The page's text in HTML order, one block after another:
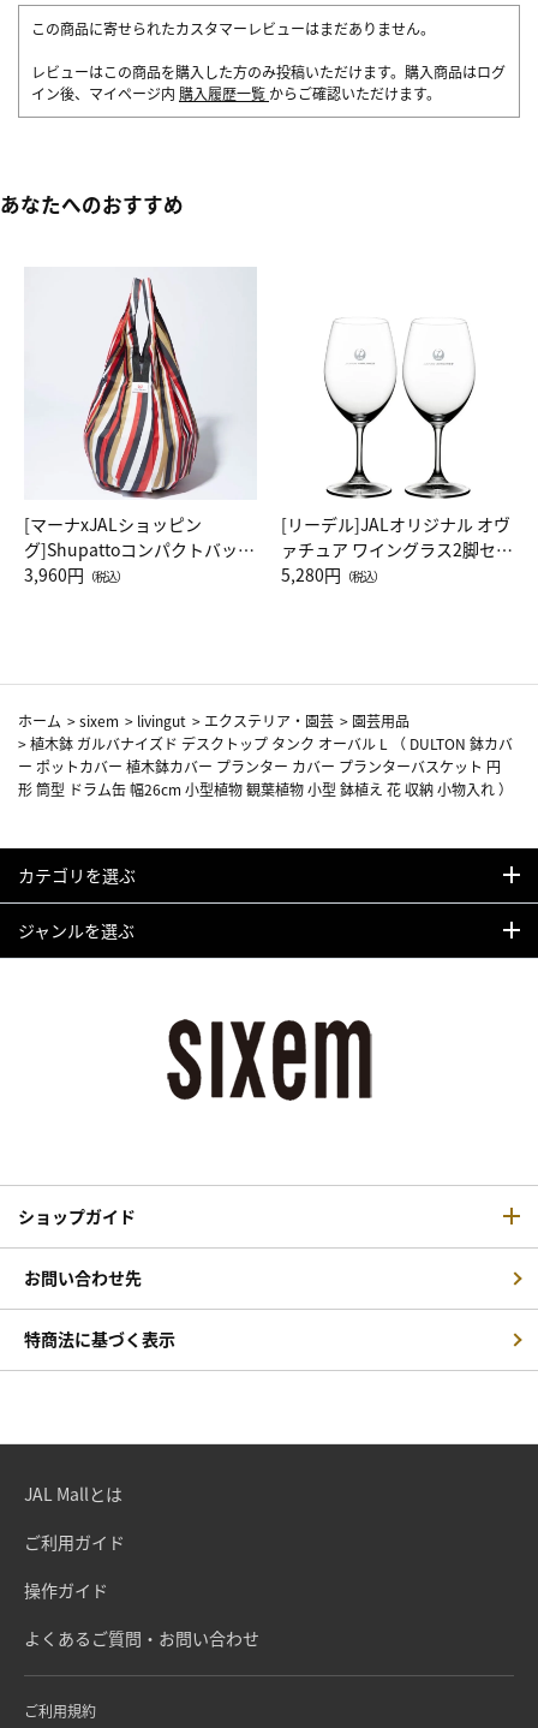
この商品に寄せられたカスタマーレビューはまだありません。
レビューはこの商品を購入した方のみ投稿いただけます。購入商品はログ
イン後、マイページ内 購入履歴一覧 からご確認いただけます。
あなたへのおすすめ
[マーナxJALショッピン
グ]Shupattoコンパクトバッグ
Drop JAL客室乗務員（LC）ス
3,960円 （税込）
[リーデル]JALオリジナル オヴ
ァチュア ワイングラス2脚セッ
ト（レッドワイン）
5,280円 （税込）
ホーム >sixem > livingut > エクステリア・園芸 > 園芸用品
>植木鉢 ガルバナイズド デスクトップ タンク オーバル L （ DULTON 鉢カバ
ー ポットカバー 植木鉢カバー プランター カバー プランターバスケット 円
形 筒型 ドラム缶 幅26cm 小型植物 観葉植物 小型 鉢植え 花 収納 小物入れ ）
カテゴリを選ぶ
ジャンルを選ぶ
ショップガイド
お問い合わせ先
特商法に基づく表示
JAL Mallとは
ご利用ガイド
操作ガイド
よくあるご質問・お問い合わせ
ご利用規約